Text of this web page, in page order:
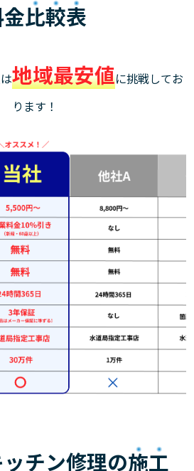
比較表
地域最安値に挑戦してお
ります！
チン修理の施工